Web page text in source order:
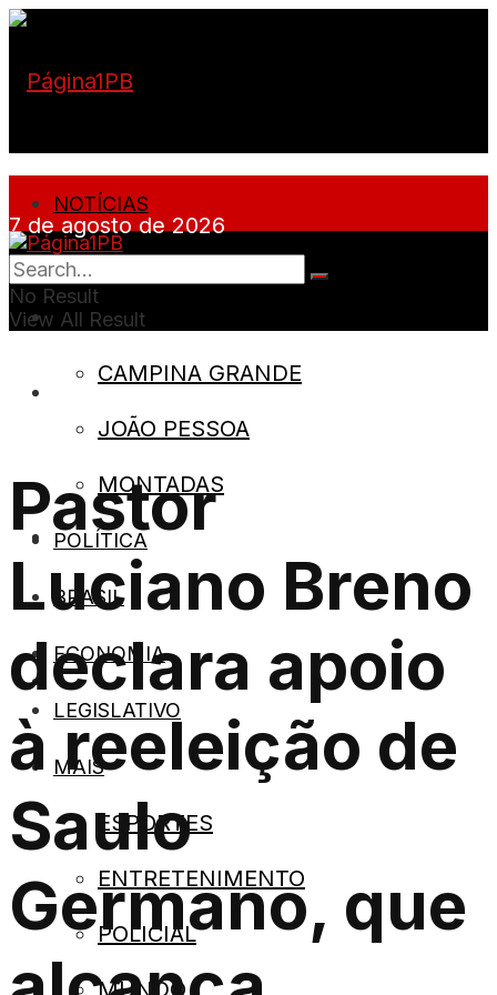
7 de agosto de 2026
SOBRE
ANUNCIE
CONTATO
NOTÍCIAS
PARAÍBA
CIDADES
CAMPINA GRANDE
JOÃO PESSOA
MONTADAS
POLÍTICA
BRASIL
ECONOMIA
LEGISLATIVO
MAIS
ESPORTES
ENTRETENIMENTO
POLICIAL
MUNDO
No Result
View All Result
Pastor
Luciano Breno
declara apoio
à reeleição de
Saulo
Germano, que